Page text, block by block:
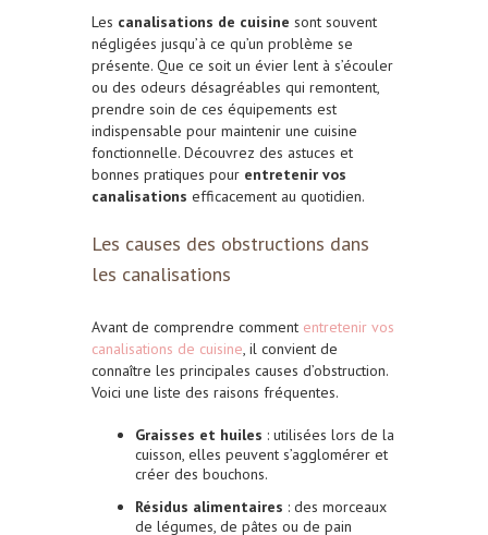
Les canalisations de cuisine sont souvent
négligées jusqu’à ce qu’un problème se
présente. Que ce soit un évier lent à s’écouler
ou des odeurs désagréables qui remontent,
prendre soin de ces équipements est
indispensable pour maintenir une cuisine
fonctionnelle. Découvrez des astuces et
bonnes pratiques pour entretenir vos
canalisations efficacement au quotidien.
Les causes des obstructions dans
les canalisations
Avant de comprendre comment entretenir vos
canalisations de cuisine, il convient de
connaître les principales causes d’obstruction.
Voici une liste des raisons fréquentes.
Graisses et huiles : utilisées lors de la
cuisson, elles peuvent s’agglomérer et
créer des bouchons.
Résidus alimentaires : des morceaux
de légumes, de pâtes ou de pain